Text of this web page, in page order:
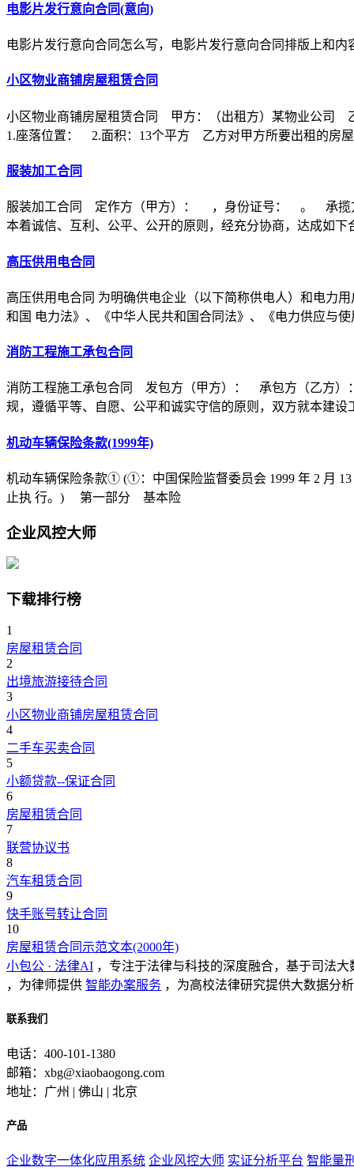
电影片发行意向合同(意向)
电影片发行意向合同怎么写，电影片发行意向合同排版上和
小区物业商铺房屋租赁合同
小区物业商铺房屋租赁合同 甲方：（出租方）某物业公司
1.座落位置： 2.面积：13个平方 乙方对甲方所要出租的房
服装加工合同
服装加工合同 定作方（甲方）： ，身份证号： 。 承揽
本着诚信、互利、公平、公开的原则，经充分协商，达成如下
高压供用电合同
高压供用电合同 为明确供电企业（以下简称供电人）和电力
和国 电力法》、《中华人民共和国合同法》、《电力供应与
消防工程施工承包合同
消防工程施工承包合同 发包方（甲方）： 承包方（乙方）
规，遵循平等、自愿、公平和诚实守信的原则，双方就本建设
机动车辆保险条款(1999年)
机动车辆保险条款① (①：中国保险监督委员会 1999 年 2 月
止执 行。) 第一部分 基本险
企业风控大师
下载排行榜
1
房屋租赁合同
2
出境旅游接待合同
3
小区物业商铺房屋租赁合同
4
二手车买卖合同
5
小额贷款--保证合同
6
房屋租赁合同
7
联营协议书
8
汽车租赁合同
9
快手账号转让合同
10
房屋租赁合同示范文本(2000年)
小包公 · 法律AI ，专注于法律与科技的深度融合，基于司法
，为律师提供 智能办案服务 ，为高校法律研究提供大数据分
联系我们
电话：400-101-1380
邮箱：xbg@xiaobaogong.com
地址：广州 | 佛山 | 北京
产品
企业数字一体化应用系统 企业风控大师 实证分析平台 智能量